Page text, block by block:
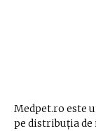
Medpet.ro este
pe distribuția